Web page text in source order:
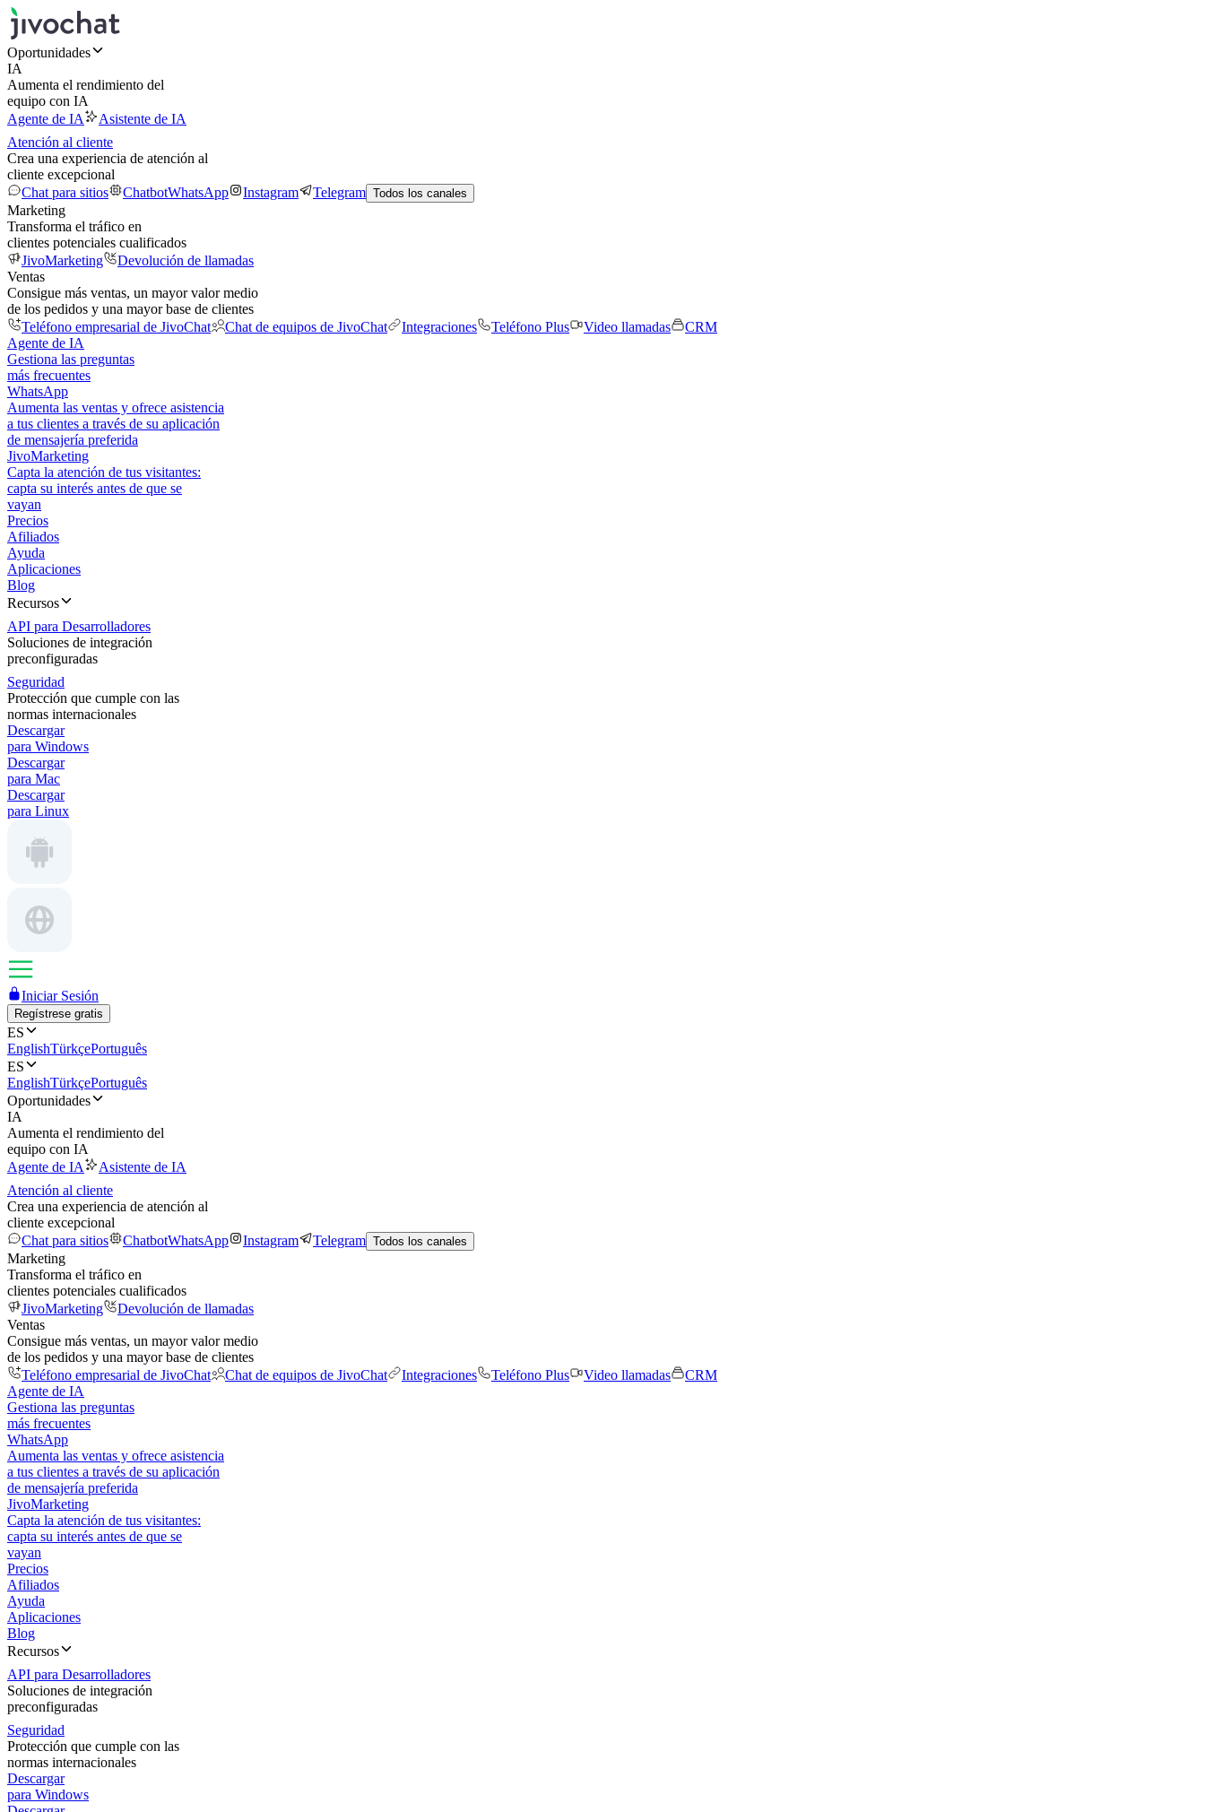
Oportunidades
IA
Aumenta el rendimiento del
equipo con IA
Agente de IA
Asistente de IA
Atención al cliente
Crea una experiencia de atención al
cliente excepcional
Chat para sitios
ChatbotWhatsApp Instagram Telegram Todos los canales
Marketing
Transforma el tráfico en
clientes potenciales cualificados
JivoMarketing
Devolución de llamadas
Ventas
Consigue más ventas, un mayor valor medio
de los pedidos y una mayor base de clientes
Teléfono empresarial de JivoChat
Chat de equipos de JivoChat Integraciones Teléfono Plus Video llamadas
CRM
Agente de IA
Gestiona las preguntas
más frecuentes
WhatsApp
Aumenta las ventas y ofrece asistencia
a tus clientes a través de su aplicación
de mensajería preferida
JivoMarketing
Capta la atención de tus visitantes:
capta su interés antes de que se
vayan
Precios
Afiliados
Ayuda
Aplicaciones
Blog
Recursos
API para Desarrolladores
Soluciones de integración
preconfiguradas
Seguridad
Protección que cumple con las
normas internacionales
Descargar
para Windows
Descargar
para Mac
Descargar
para Linux
Iniciar Sesión
Regístrese gratis
ES
EnglishTürkçePortuguês
ES
EnglishTürkçePortuguês
Oportunidades
IA
Aumenta el rendimiento del
equipo con IA
Agente de IA
Asistente de IA
Atención al cliente
Crea una experiencia de atención al
cliente excepcional
Chat para sitios
ChatbotWhatsApp Instagram Telegram Todos los canales
Marketing
Transforma el tráfico en
clientes potenciales cualificados
JivoMarketing
Devolución de llamadas
Ventas
Consigue más ventas, un mayor valor medio
de los pedidos y una mayor base de clientes
Teléfono empresarial de JivoChat
Chat de equipos de JivoChat Integraciones Teléfono Plus Video llamadas
CRM
Agente de IA
Gestiona las preguntas
más frecuentes
WhatsApp
Aumenta las ventas y ofrece asistencia
a tus clientes a través de su aplicación
de mensajería preferida
JivoMarketing
Capta la atención de tus visitantes:
capta su interés antes de que se
vayan
Precios
Afiliados
Ayuda
Aplicaciones
Blog
Recursos
API para Desarrolladores
Soluciones de integración
preconfiguradas
Seguridad
Protección que cumple con las
normas internacionales
Descargar
para Windows